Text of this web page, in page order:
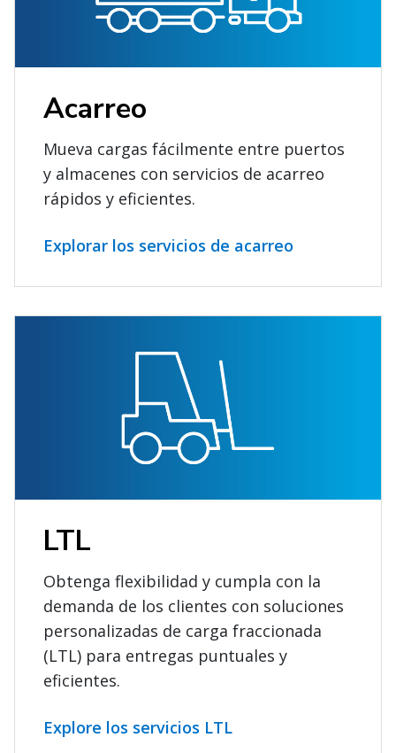
Acarreo
Mueva cargas fácilmente entre puertos
y almacenes con servicios de acarreo
rápidos y eficientes.
Explorar los servicios de acarreo
LTL
Obtenga flexibilidad y cumpla con la
demanda de los clientes con soluciones
personalizadas de carga fraccionada
(LTL) para entregas puntuales y
eficientes.
Explore los servicios LTL